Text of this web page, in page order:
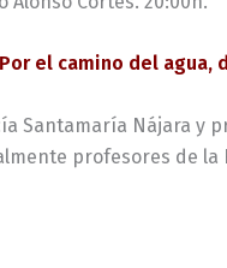
el camino del
Santamaría Nájara y
profesores de la